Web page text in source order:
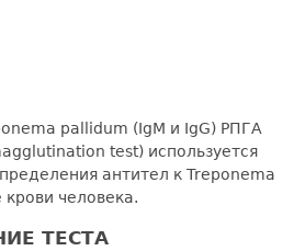
pallidum (IgМ и IgG) РПГА
test) используется
антител к Treponema
человека.
ТЕСТА